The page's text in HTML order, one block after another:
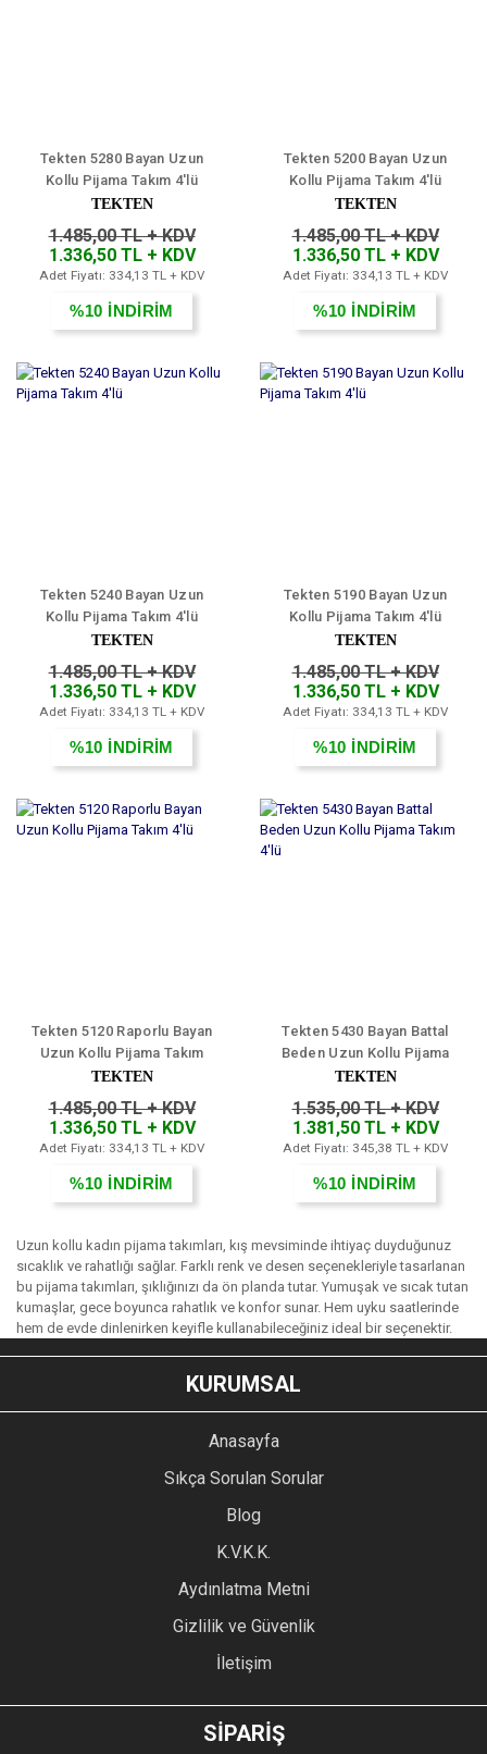
Tekten 5280 Bayan Uzun
Kollu Pijama Takım 4'lü
TEKTEN
1.485,00 TL + KDV
1.336,50 TL + KDV
Adet Fiyatı: 334,13 TL + KDV
%10 İNDİRİM
Tekten 5200 Bayan Uzun
Kollu Pijama Takım 4'lü
TEKTEN
1.485,00 TL + KDV
1.336,50 TL + KDV
Adet Fiyatı: 334,13 TL + KDV
%10 İNDİRİM
Tekten 5240 Bayan Uzun
Kollu Pijama Takım 4'lü
TEKTEN
1.485,00 TL + KDV
1.336,50 TL + KDV
Adet Fiyatı: 334,13 TL + KDV
%10 İNDİRİM
Tekten 5190 Bayan Uzun
Kollu Pijama Takım 4'lü
TEKTEN
1.485,00 TL + KDV
1.336,50 TL + KDV
Adet Fiyatı: 334,13 TL + KDV
%10 İNDİRİM
Tekten 5120 Raporlu Bayan
Uzun Kollu Pijama Takım
4'lü
TEKTEN
1.485,00 TL + KDV
1.336,50 TL + KDV
Adet Fiyatı: 334,13 TL + KDV
%10 İNDİRİM
Tekten 5430 Bayan Battal
Beden Uzun Kollu Pijama
Takım 4'lü
TEKTEN
1.535,00 TL + KDV
1.381,50 TL + KDV
Adet Fiyatı: 345,38 TL + KDV
%10 İNDİRİM
Uzun kollu kadın pijama takımları, kış mevsiminde ihtiyaç duyduğunuz
sıcaklık ve rahatlığı sağlar. Farklı renk ve desen seçenekleriyle tasarlanan
bu pijama takımları, şıklığınızı da ön planda tutar. Yumuşak ve sıcak tutan
kumaşlar, gece boyunca rahatlık ve konfor sunar. Hem uyku saatlerinde
hem de evde dinlenirken keyifle kullanabileceğiniz ideal bir seçenektir.
KURUMSAL
Anasayfa
Sıkça Sorulan Sorular
Blog
K.V.K.K.
Aydınlatma Metni
Gizlilik ve Güvenlik
İletişim
SİPARİŞ